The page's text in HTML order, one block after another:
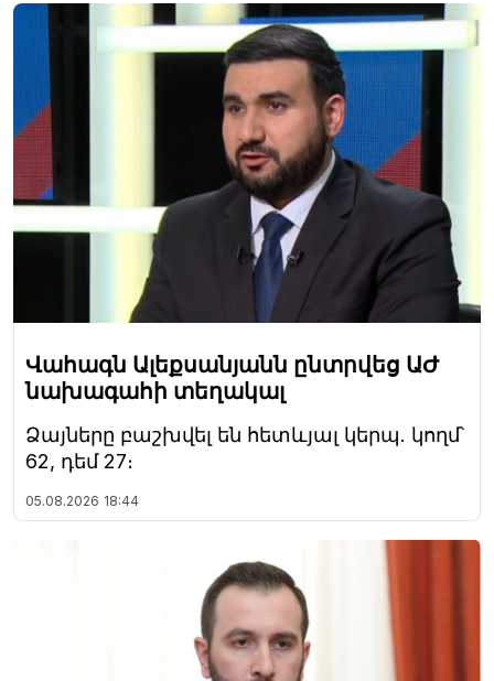
Վահագն Ալեքսանյանն ընտրվեց ԱԺ
նախագահի տեղակալ
Ձայները բաշխվել են հետևյալ կերպ. կողմ՝
62, դեմ 27։
05.08.2026 18:44